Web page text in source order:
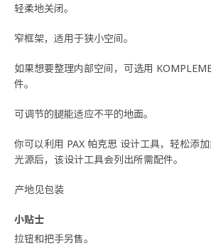
轻柔地关闭。
窄框架，适用于狭小空间。
如果想要整理内部空间，可选用
件。
可调节的腿能适应不平的地面。
你可以利用 PAX 帕克思 设计工具，轻松添
光源后，该设计工具会列出所需配件。
产地见包装
小贴士
拉钮和把手另售。